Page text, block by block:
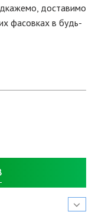
доставимо
фасовках в будь-